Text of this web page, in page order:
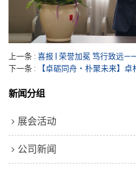
上一条
下一条
新闻分组
展会活动
公司新闻